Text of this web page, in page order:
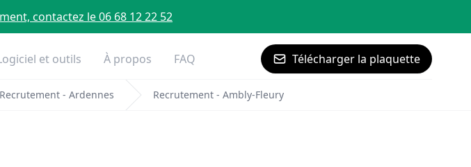
contactez le 06 68 12 22 52
et outils À propos FAQ Télécharger la plaquette
Recrutement - Ardennes Recrutement - Ambly-Fleury